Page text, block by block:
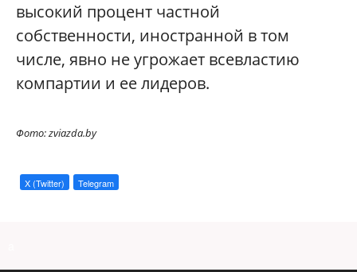
высокий процент частной
собственности, иностранной в том
числе, явно не угрожает всевластию
компартии и ее лидеров.
Фото: zviazda.by
X (Twitter) Telegram